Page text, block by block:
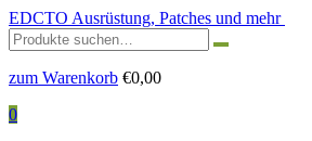
EDCTO Ausrüstung, Patches und mehr
Suchen
nach:
zum Warenkorb €0,00
0